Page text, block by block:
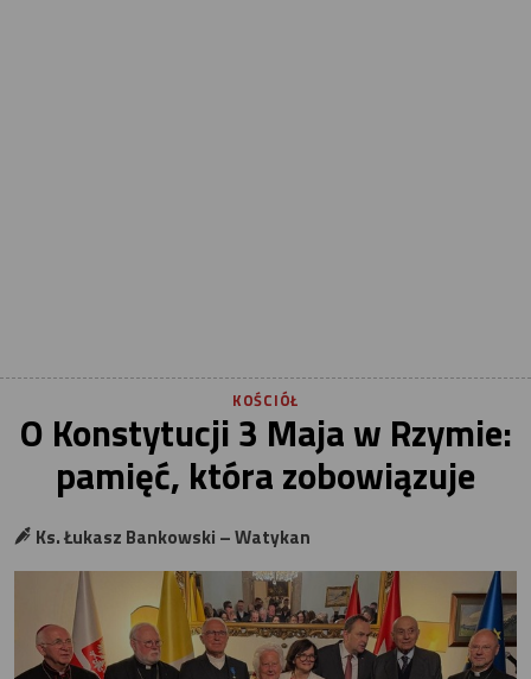
KOŚCIÓŁ
O Konstytucji 3 Maja w Rzymie:
pamięć, która zobowiązuje
Ks. Łukasz Bankowski – Watykan